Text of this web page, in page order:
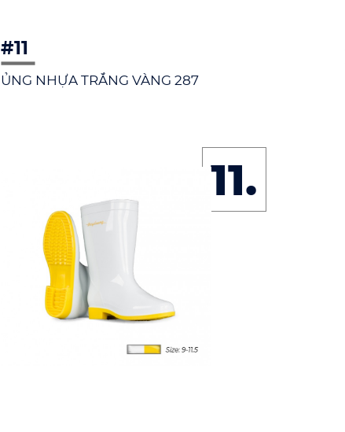
#11
ỦNG NHỰA TRẮNG VÀNG 287
11.